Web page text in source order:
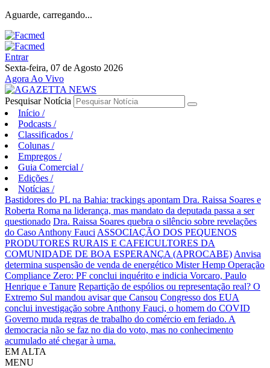
Aguarde, carregando...
Entrar
Sexta-feira, 07 de Agosto 2026
Agora Ao Vivo
Pesquisar Notícia
Início /
Podcasts /
Classificados /
Colunas /
Empregos /
Guia Comercial /
Edições /
Notícias /
Bastidores do PL na Bahia: trackings apontam Dra. Raissa Soares e
Roberta Roma na liderança, mas mandato da deputada passa a ser
questionado Dra. Raissa Soares quebra o silêncio sobre revelações
do Caso Anthony Fauci ASSOCIAÇÃO DOS PEQUENOS
PRODUTORES RURAIS E CAFEICULTORES DA
COMUNIDADE DE BOA ESPERANÇA (APROCABE) Anvisa
determina suspensão de venda de energético Mister Hemp Operação
Compliance Zero: PF conclui inquérito e indicia Vorcaro, Paulo
Henrique e Tanure Repartição de espólios ou representação real? O
Extremo Sul mandou avisar que Cansou Congresso dos EUA
conclui investigação sobre Anthony Fauci, o homem do COVID
Governo muda regras de trabalho do comércio em feriado. A
democracia não se faz no dia do voto, mas no conhecimento
acumulado até chegar à urna.
EM ALTA
MENU